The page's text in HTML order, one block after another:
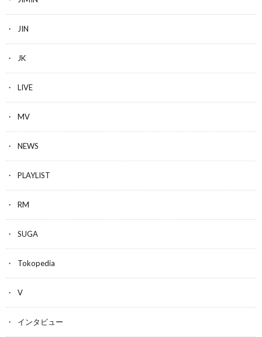
JIN
JK
LIVE
MV
NEWS
PLAYLIST
RM
SUGA
Tokopedia
V
インタビュー